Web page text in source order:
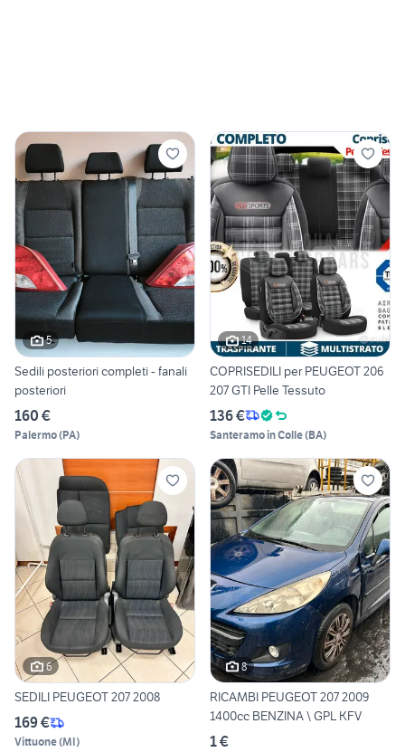
5
Sedili posteriori completi - fanali
posteriori
160 €
Palermo(PA)
14
COPRISEDILI per PEUGEOT 206
207 GTI Pelle Tessuto
136 €
Santeramo in Colle(BA)
6
SEDILI PEUGEOT 207 2008
169 €
Vittuone(MI)
8
RICAMBI PEUGEOT 207 2009
1400cc BENZINA \ GPL KFV
1 €